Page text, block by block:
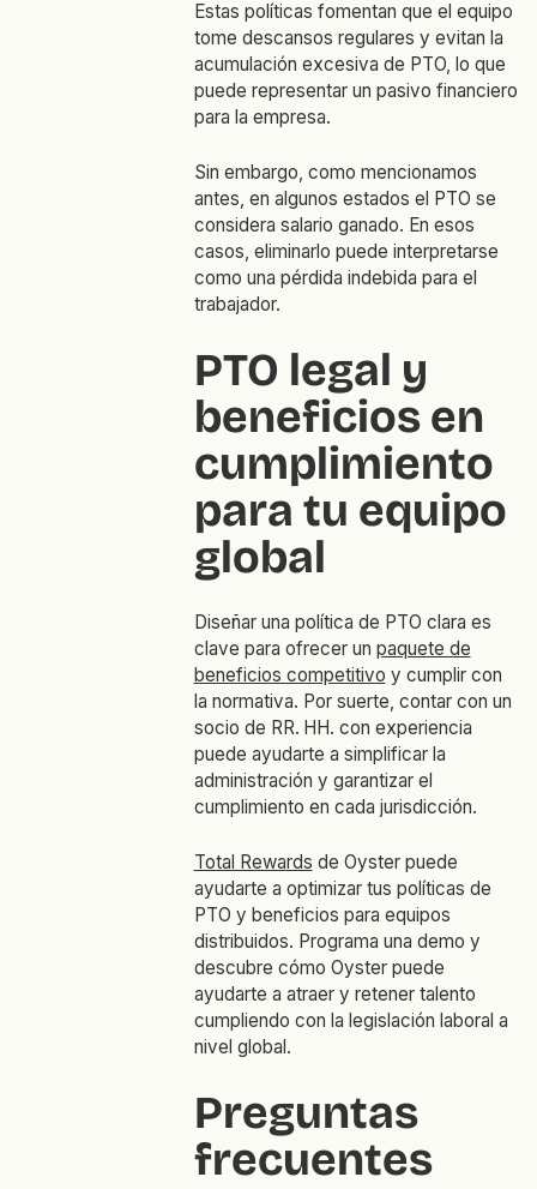
Estas políticas fomentan que el equipo
tome descansos regulares y evitan la
acumulación excesiva de PTO, lo que
puede representar un pasivo financiero
para la empresa.
Sin embargo, como mencionamos
antes, en algunos estados el PTO se
considera salario ganado. En esos
casos, eliminarlo puede interpretarse
como una pérdida indebida para el
trabajador.
PTO legal y
beneficios en
cumplimiento
para tu equipo
global
Diseñar una política de PTO clara es
clave para ofrecer un paquete de
beneficios competitivo y cumplir con
la normativa. Por suerte, contar con un
socio de RR. HH. con experiencia
puede ayudarte a simplificar la
administración y garantizar el
cumplimiento en cada jurisdicción.
Total Rewards de Oyster puede
ayudarte a optimizar tus políticas de
PTO y beneficios para equipos
distribuidos. Programa una demo y
descubre cómo Oyster puede
ayudarte a atraer y retener talento
cumpliendo con la legislación laboral a
nivel global.
Preguntas
frecuentes